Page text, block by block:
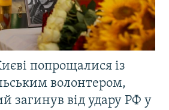
попрощалися із
волонтером,
загинув від удару РФ у